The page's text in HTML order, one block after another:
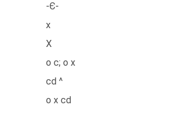
-Є-
х
X
о с; о х
cd ^
о х cd